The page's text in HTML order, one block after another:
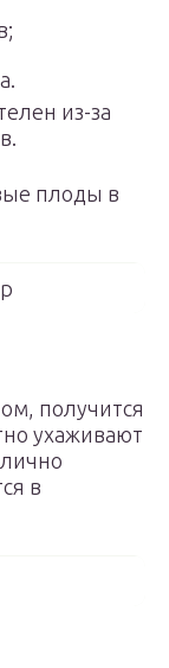
из-за
плоды в
получится
ухаживают
в